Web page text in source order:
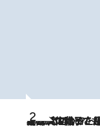
2026.8.5
【阿川佐和子さんの年とる力】なぜ70代で始めた趣味は“こんなに楽しい”のか？ ピアノ、俳句…スランプに陥っても続けられる“ある秘訣”とは